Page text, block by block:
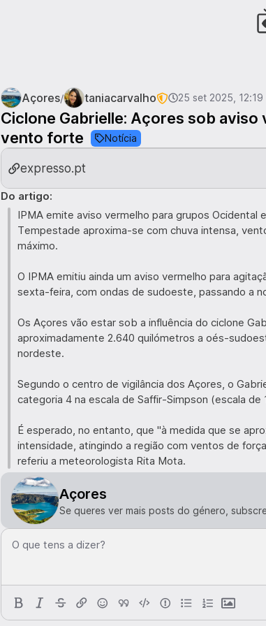
Açores/ taniacarvalho 25 set 2025, 12:19
Ciclone Gabrielle: Açores sob
vento forte
Notícia
expresso.pt
Do artigo:
IPMA emite aviso vermelho para grupos Ocidental
Tempestade aproxima-se com chuva intensa,
máximo.
O IPMA emitiu ainda um aviso vermelho para
sexta-feira, com ondas de sudoeste, passando a
Os Açores vão estar sob a influência do ciclone
aproximadamente 2.640 quilómetros a oés-
nordeste.
Segundo o centro de vigilância dos Açores, o
categoria 4 na escala de Saffir-Simpson (escala
É esperado, no entanto, que "à medida que se
intensidade, atingindo a região com ventos de
referiu a meteorologista Rita Mota.
Açores
Se queres ver mais posts do género,
O que tens a dizer?